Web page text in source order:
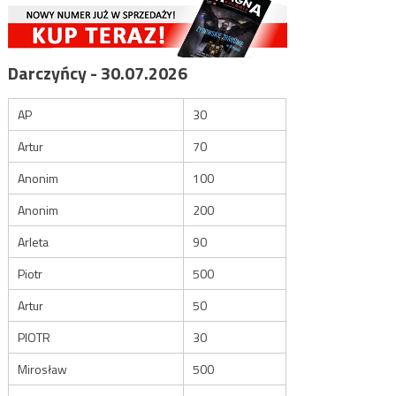
Darczyńcy - 30.07.2026
AP
30
Artur
70
Anonim
100
Anonim
200
Arleta
90
Piotr
500
Artur
50
PIOTR
30
Mirosław
500